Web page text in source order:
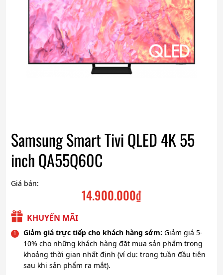
Samsung Smart Tivi QLED 4K 55
inch QA55Q60C
Giá bán:
14.900.000₫
KHUYẾN MÃI
Giảm giá trực tiếp cho khách hàng sớm: Giảm giá 5-
10% cho những khách hàng đặt mua sản phẩm trong
khoảng thời gian nhất định (ví dụ: trong tuần đầu tiên
sau khi sản phẩm ra mắt).